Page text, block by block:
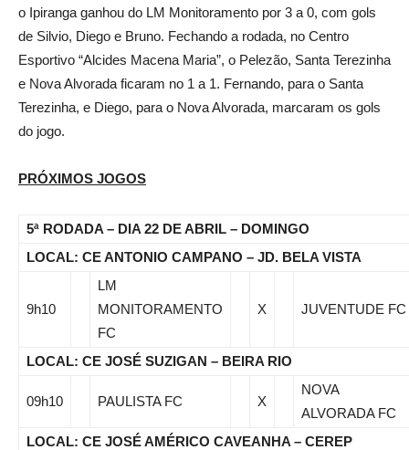
o Ipiranga ganhou do LM Monitoramento por 3 a 0, com gols
de Silvio, Diego e Bruno. Fechando a rodada, no Centro
Esportivo “Alcides Macena Maria”, o Pelezão, Santa Terezinha
e Nova Alvorada ficaram no 1 a 1. Fernando, para o Santa
Terezinha, e Diego, para o Nova Alvorada, marcaram os gols
do jogo.
PRÓXIMOS JOGOS
5ª RODADA – DIA 22 DE ABRIL – DOMINGO
LOCAL: CE ANTONIO CAMPANO – JD. BELA VISTA
9h10
LM
MONITORAMENTO
FC
X JUVENTUDE FC
LOCAL: CE JOSÉ SUZIGAN – BEIRA RIO
09h10 PAULISTA FC X
NOVA
ALVORADA FC
LOCAL: CE JOSÉ AMÉRICO CAVEANHA – CEREP